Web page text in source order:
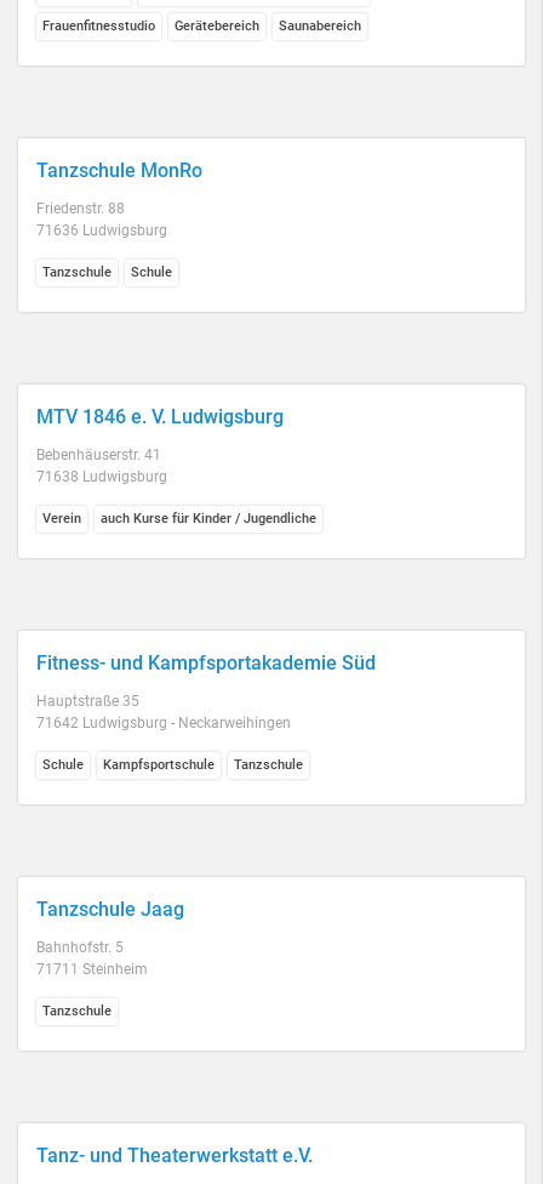
Frauenfitnesstudio Gerätebereich Saunabereich
Tanzschule MonRo
Friedenstr. 88
71636 Ludwigsburg
Tanzschule Schule
MTV 1846 e. V. Ludwigsburg
Bebenhäuserstr. 41
71638 Ludwigsburg
Verein auch Kurse für Kinder / Jugendliche
Fitness- und Kampfsportakademie Süd
Hauptstraße 35
71642 Ludwigsburg - Neckarweihingen
Schule Kampfsportschule Tanzschule
Tanzschule Jaag
Bahnhofstr. 5
71711 Steinheim
Tanzschule
Tanz- und Theaterwerkstatt e.V.